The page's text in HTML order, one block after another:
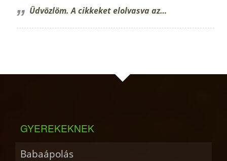
Üdvözlöm. A cikkeket elolvasva az…
GYEREKEKNEK
Babaápolás